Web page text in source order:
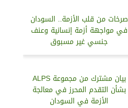
صرخات من قلب الأزمة.. السودان
في مواجهة أزمة إنسانية وعنف
جنسي غير مسبوق
بيان مشترك من مجموعة ALPS
بشأن التقدم المحرز في معالجة
الأزمة في السودان